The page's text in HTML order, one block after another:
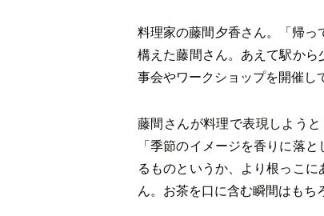
料理家の藤間夕香さん。「帰
構えた藤間さん。あえて駅か
事会やワークショップを開催し
藤間さんが料理で表現しよう
「季節のイメージを香りに落
るものというか、より根っこ
ん。お茶を口に含む瞬間はも